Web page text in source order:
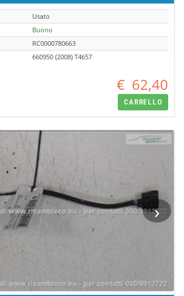
Usato
Buono
RC0000780663
660950 (2008) T4657
€ 62,40
CARRELLO
›